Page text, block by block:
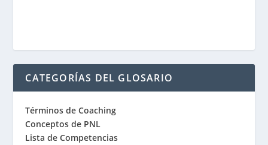
CATEGORÍAS DEL GLOSARIO
Términos de Coaching
Conceptos de PNL
Lista de Competencias